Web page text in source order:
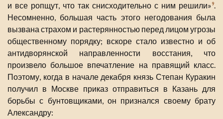
и все ропщут, что так снисходительно с ним решили»9.
Несомненно, большая часть этого негодования была
вызвана страхом и растерянностью перед лицом угрозы
общественному порядку; вскоре стало известно и об
антидворянской направленности восстания, что
произвело большое впечатление на правящий класс.
Поэтому, когда в начале декабря князь Степан Куракин
получил в Москве приказ отправиться в Казань для
борьбы с бунтовщиками, он признался своему брату
Александру: